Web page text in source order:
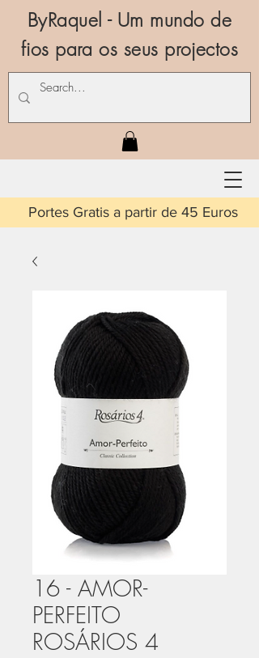
ByRaquel - Um mundo de
fios para os seus projectos
a partir de 45 Euros
16 - AMOR-
PERFEITO
ROSÁRIOS 4